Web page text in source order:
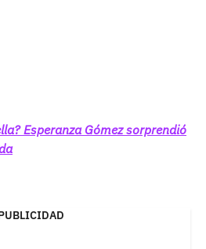
Esperanza Gómez sorprendió